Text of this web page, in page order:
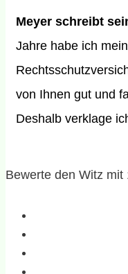
Meyer schreibt
Jahre habe ich
von Ihnen gut und
Deshalb verklage
Bewerte den Witz mit